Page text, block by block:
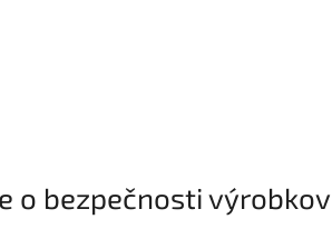
o bezpečnosti výrobkov